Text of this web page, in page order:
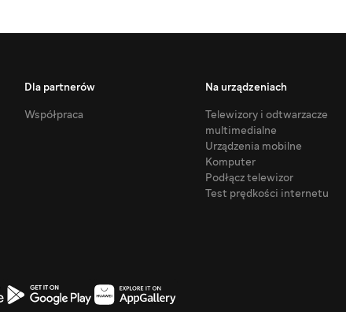
Dla partnerów
Współpraca
Na urządzeniach
Telewizory i odtwarzacze
multimedialne
Urządzenia mobilne
Komputer
Podłącz telewizor
Test prędkości internetu